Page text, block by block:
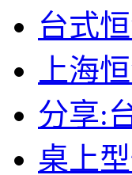
台式
上海
分享:
桌上